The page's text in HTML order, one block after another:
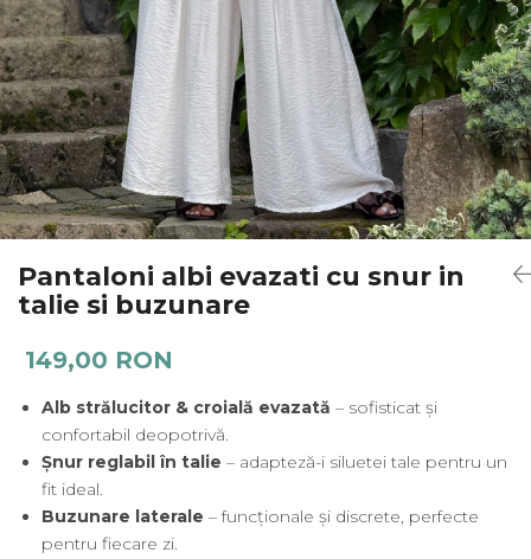
Tricouri si topuri
Rochii de eveniment
Pantaloni albi evazati cu snur in
talie si buzunare
149,00 RON
Alb strălucitor & croială evazată – sofisticat și
confortabil deopotrivă.
Șnur reglabil în talie – adapteză-i siluetei tale pentru un
fit ideal.
Buzunare laterale – funcționale și discrete, perfecte
pentru fiecare zi.